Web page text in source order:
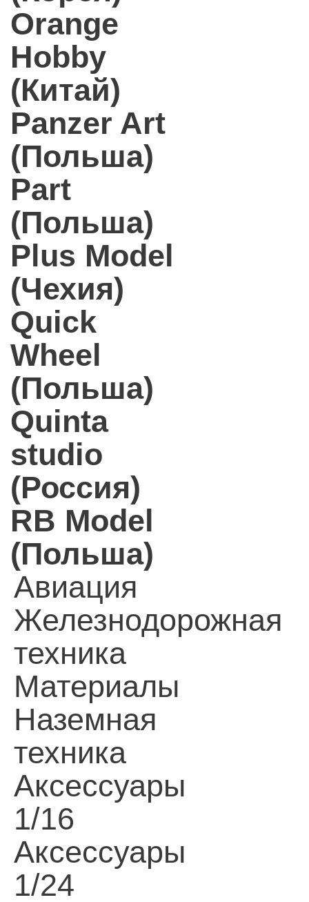
Orange
Hobby
(Китай)
Panzer Art
(Польша)
Part
(Польша)
Plus Model
(Чехия)
Quick
Wheel
(Польша)
Quinta
studio
(Россия)
RB Model
(Польша)
Авиация
Железнодорожная
техника
Материалы
Наземная
техника
Аксессуары
1/16
Аксессуары
1/24